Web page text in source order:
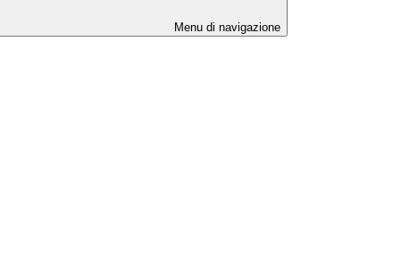
Menu di navigazione